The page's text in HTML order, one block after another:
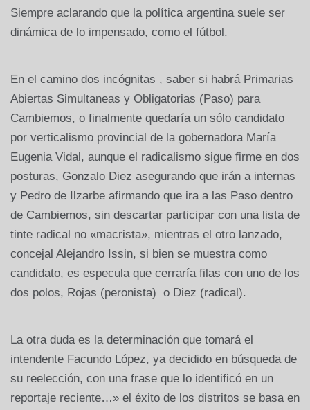
Siempre aclarando que la política argentina suele ser
dinámica de lo impensado, como el fútbol.
En el camino dos incógnitas , saber si habrá Primarias
Abiertas Simultaneas y Obligatorias (Paso) para
Cambiemos, o finalmente quedaría un sólo candidato
por verticalismo provincial de la gobernadora María
Eugenia Vidal, aunque el radicalismo sigue firme en dos
posturas, Gonzalo Diez asegurando que irán a internas
y Pedro de Ilzarbe afirmando que ira a las Paso dentro
de Cambiemos, sin descartar participar con una lista de
tinte radical no «macrista», mientras el otro lanzado,
concejal Alejandro Issin, si bien se muestra como
candidato, es especula que cerraría filas con uno de los
dos polos, Rojas (peronista) o Diez (radical).
La otra duda es la determinación que tomará el
intendente Facundo López, ya decidido en búsqueda de
su reelección, con una frase que lo identificó en un
reportaje reciente…» el éxito de los distritos se basa en